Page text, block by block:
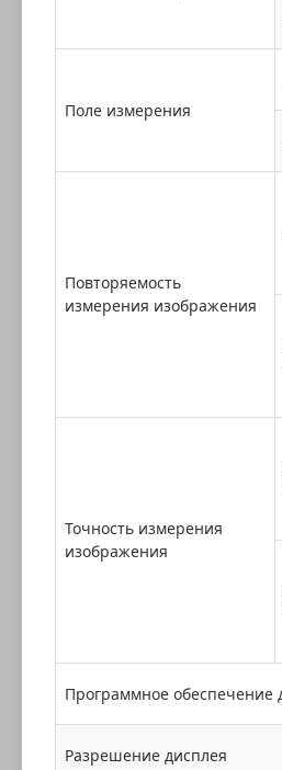
Поле измерения
Повторяемость
измерения изображения
Точность измерения
изображения
Программное обеспечение
Разрешение дисплея